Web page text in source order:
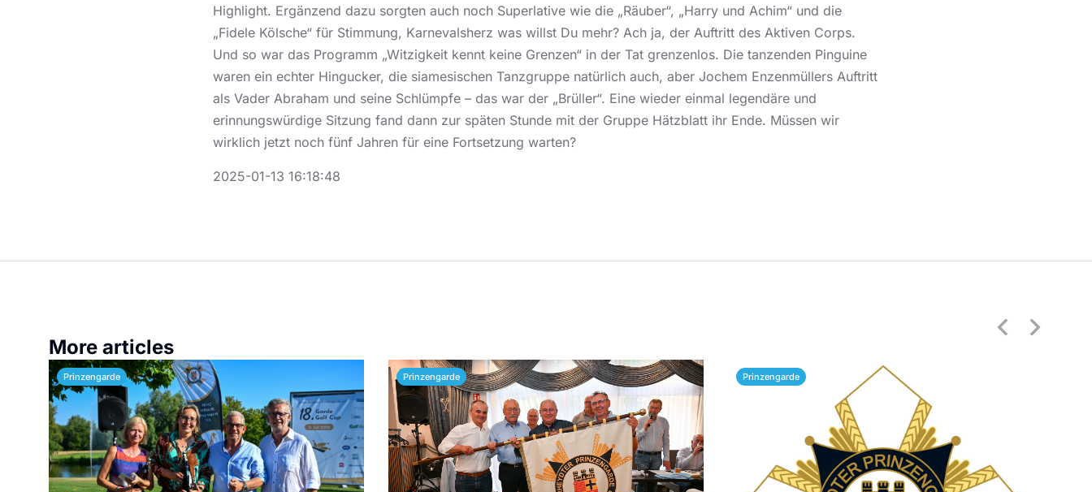
Highlight. Ergänzend dazu sorgten auch noch Superlative wie die „Räuber“, „Harry und Achim“ und die
„Fidele Kölsche“ für Stimmung, Karnevalsherz was willst Du mehr? Ach ja, der Auftritt des Aktiven Corps.
Und so war das Programm „Witzigkeit kennt keine Grenzen“ in der Tat grenzenlos. Die tanzenden Pinguine
waren ein echter Hingucker, die siamesischen Tanzgruppe natürlich auch, aber Jochem Enzenmüllers Auftritt
als Vader Abraham und seine Schlümpfe – das war der „Brüller“. Eine wieder einmal legendäre und
erinnungswürdige Sitzung fand dann zur späten Stunde mit der Gruppe Hätzblatt ihr Ende. Müssen wir
wirklich jetzt noch fünf Jahren für eine Fortsetzung warten?
2025-01-13 16:18:48
More articles
Prinzengarde Prinzengarde Prinzengarde